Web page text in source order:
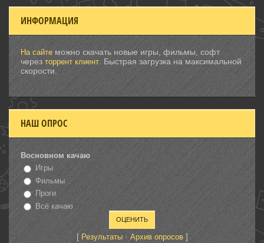
ИНФОРМАЦИЯ
На сайте можно скачать новые игры, фильмы, софт
через торрент клиент . Быстрая загрузка на максимальной
скорости.
НАШ ОПРОС
Восновном качаю
Игры
Фильмы
Проги
Всё качаю
[ Результаты· Архив опросов]